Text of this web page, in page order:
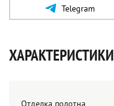
Telegram
ХАРАКТЕРИСТИКИ
Отделка полотна